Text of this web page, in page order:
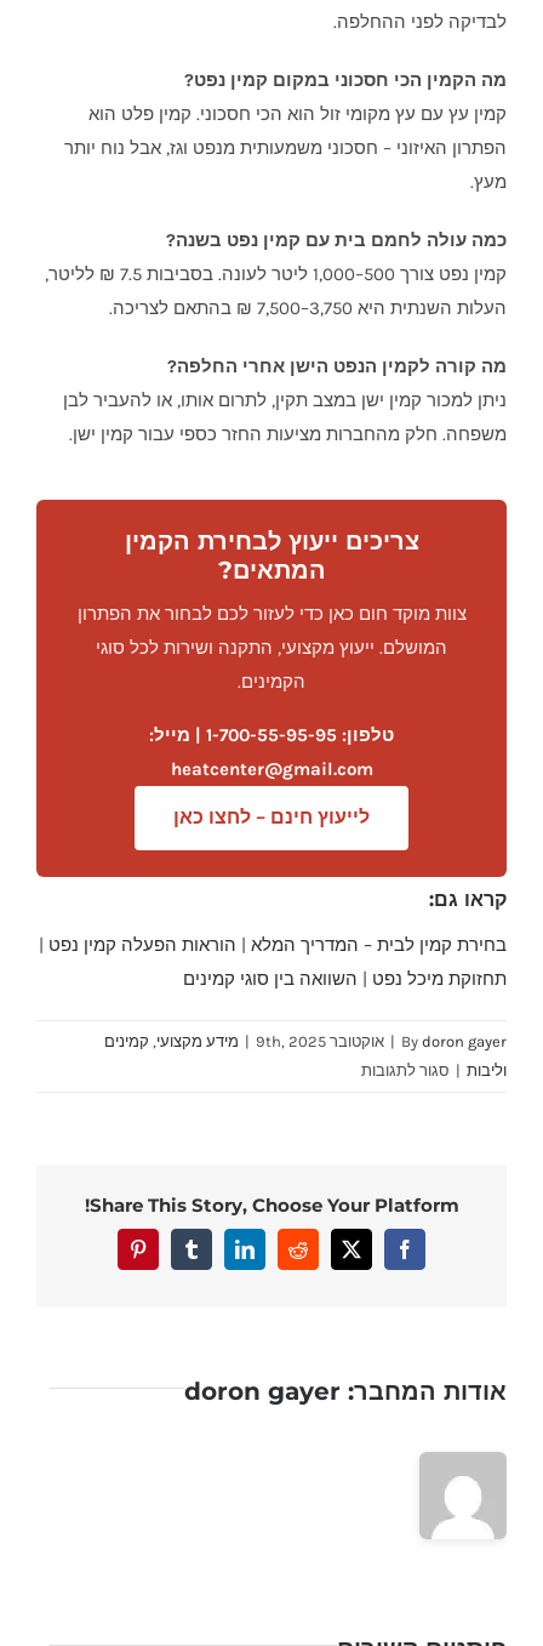
לבדיקה לפני ההחלפה.
מה הקמין הכי חסכוני במקום קמין נפט?
קמין עץ עם עץ מקומי זול הוא הכי חסכוני. קמין פלט הוא
הפתרון האיזוני – חסכוני משמעותית מנפט וגז, אבל נוח יותר
מעץ.
כמה עולה לחמם בית עם קמין נפט בשנה?
קמין נפט צורך 500–1,000 ליטר לעונה. בסביבות 7.5 ₪ לליטר,
העלות השנתית היא 3,750–7,500 ₪ בהתאם לצריכה.
מה קורה לקמין הנפט הישן אחרי החלפה?
ניתן למכור קמין ישן במצב תקין, לתרום אותו, או להעביר לבן
משפחה. חלק מהחברות מציעות החזר כספי עבור קמין ישן.
צריכים ייעוץ לבחירת הקמין
המתאים?
צוות מוקד חום כאן כדי לעזור לכם לבחור את הפתרון
המושלם. ייעוץ מקצועי, התקנה ושירות לכל סוגי
הקמינים.
טלפון: 1-700-55-95-95 | מייל:
heatcenter@gmail.com
לייעוץ חינם – לחצו כאן
קראו גם:
בחירת קמין לבית – המדריך המלא|הוראות הפעלה קמין נפט|
תחזוקת מיכל נפט|השוואה בין סוגי קמינים
Bydoron gayer
| אוקטובר 9th, 2025 | מידע מקצועי,קמינים
וליבות | סגור לתגובותעל
רכישה
ושימוש
בקמין
חום
Share This Story, Choose Your Platform!
Facebook
X
Reddit
LinkedIn
Tumblr
Pinterest
אודות המחבר:doron gayer